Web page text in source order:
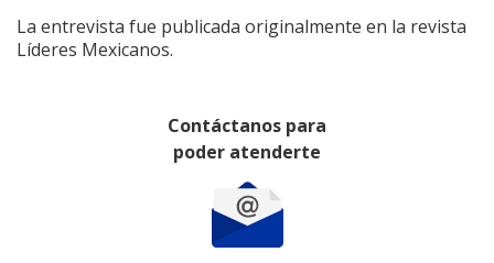
La entrevista fue publicada originalmente en la revista
Líderes Mexicanos.
Contáctanos para
poder atenderte